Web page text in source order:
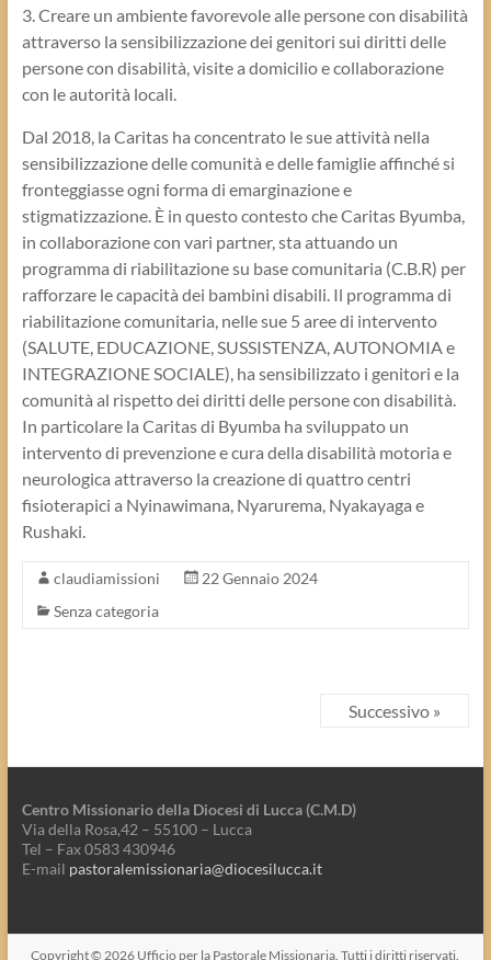
3. Creare un ambiente favorevole alle persone con disabilità
attraverso la sensibilizzazione dei genitori sui diritti delle
persone con disabilità, visite a domicilio e collaborazione
con le autorità locali.
Dal 2018, la Caritas ha concentrato le sue attività nella
sensibilizzazione delle comunità e delle famiglie affinché si
fronteggiasse ogni forma di emarginazione e
stigmatizzazione. È in questo contesto che Caritas Byumba,
in collaborazione con vari partner, sta attuando un
programma di riabilitazione su base comunitaria (C.B.R) per
rafforzare le capacità dei bambini disabili. Il programma di
riabilitazione comunitaria, nelle sue 5 aree di intervento
(SALUTE, EDUCAZIONE, SUSSISTENZA, AUTONOMIA e
INTEGRAZIONE SOCIALE), ha sensibilizzato i genitori e la
comunità al rispetto dei diritti delle persone con disabilità.
In particolare la Caritas di Byumba ha sviluppato un
intervento di prevenzione e cura della disabilità motoria e
neurologica attraverso la creazione di quattro centri
fisioterapici a Nyinawimana, Nyarurema, Nyakayaga e
Rushaki.
claudiamissioni
22 Gennaio 2024
Senza categoria
Successivo »
Centro Missionario della Diocesi di Lucca (C.M.D)
Via della Rosa,42 – 55100 – Lucca
Tel – Fax 0583 430946
E-mail pastoralemissionaria@diocesilucca.it
Copyright © 2026 Ufficio per la Pastorale Missionaria . Tutti i diritti riservati.